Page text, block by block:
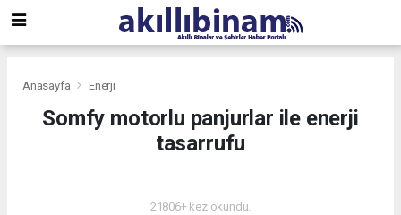
Anasayfa Enerji
Somfy motorlu panjurlar ile enerji
tasarrufu
21806+ kez okundu.